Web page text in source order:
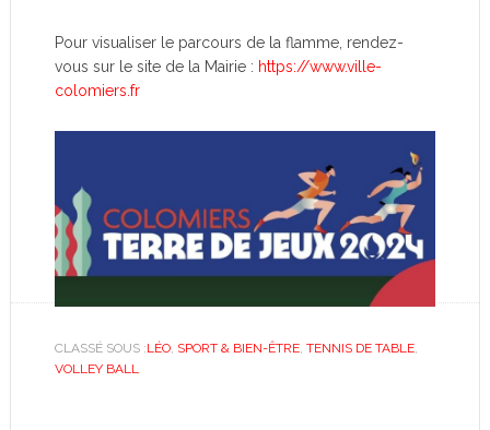
Pour visualiser le parcours de la flamme, rendez-
vous sur le site de la Mairie : https://www.ville-
colomiers.fr
CLASSÉ SOUS :LÉO, SPORT & BIEN-ÊTRE, TENNIS DE TABLE,
VOLLEY BALL